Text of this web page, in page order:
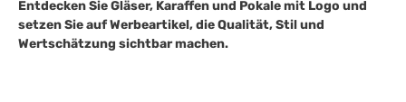
Entdecken Sie Gläser, Karaffen und Pokale mit Logo und
setzen Sie auf Werbeartikel, die Qualität, Stil und
Wertschätzung sichtbar machen.